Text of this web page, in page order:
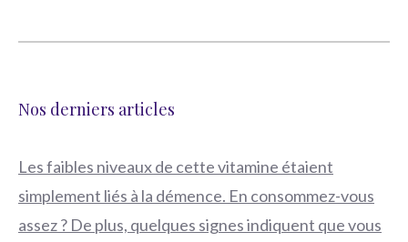
Nos derniers articles
Les faibles niveaux de cette vitamine étaient
simplement liés à la démence. En consommez-vous
assez ? De plus, quelques signes indiquent que vous